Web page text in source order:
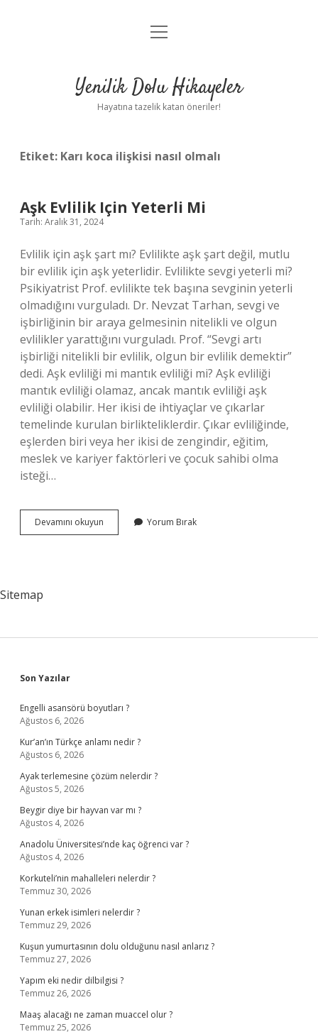
Anasayfa
Yasal Uyarı
menüyü
Yenilik Dolu Hikayeler
Hayatına tazelik katan öneriler!
Etiket: Karı koca ilişkisi nasıl olmalı
Aşk Evlilik Için Yeterli Mi
Tarih: Aralık 31, 2024
Evlilik için aşk şart mı? Evlilikte aşk şart değil, mutlu
bir evlilik için aşk yeterlidir. Evlilikte sevgi yeterli mi?
Psikiyatrist Prof. evlilikte tek başına sevginin yeterli
olmadığını vurguladı. Dr. Nevzat Tarhan, sevgi ve
işbirliğinin bir araya gelmesinin nitelikli ve olgun
evlilikler yarattığını vurguladı. Prof. “Sevgi artı
işbirliği nitelikli bir evlilik, olgun bir evlilik demektir”
dedi. Aşk evliliği mi mantık evliliği mi? Aşk evliliği
mantık evliliği olamaz, ancak mantık evliliği aşk
evliliği olabilir. Her ikisi de ihtiyaçlar ve çıkarlar
temelinde kurulan birlikteliklerdir. Çıkar evliliğinde,
eşlerden biri veya her ikisi de zengindir, eğitim,
meslek ve kariyer faktörleri ve çocuk sahibi olma
isteği…
Devamını okuyun
Evlilik
Yorum Bırak
Sitemap
Sidebar
Son Yazılar
Engelli asansörü boyutları ?
Ağustos 6, 2026
Kur’an’ın Türkçe anlamı nedir ?
Ağustos 6, 2026
Ayak terlemesine çözüm nelerdir ?
Ağustos 5, 2026
Beygir diye bir hayvan var mı ?
Ağustos 4, 2026
Anadolu Üniversitesi’nde kaç öğrenci var ?
Ağustos 4, 2026
Korkuteli’nin mahalleleri nelerdir ?
Temmuz 30, 2026
Yunan erkek isimleri nelerdir ?
Temmuz 29, 2026
Kuşun yumurtasının dolu olduğunu nasıl anlarız ?
Temmuz 27, 2026
Yapım eki nedir dilbilgisi ?
Temmuz 26, 2026
Maaş alacağı ne zaman muaccel olur ?
Temmuz 25, 2026